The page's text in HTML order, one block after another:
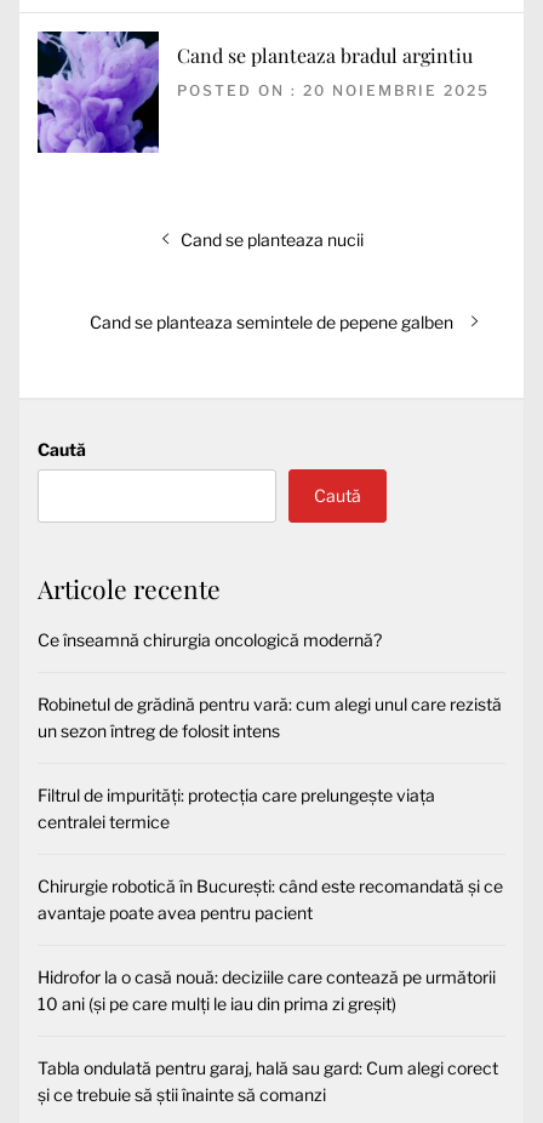
Cand se planteaza bradul argintiu
POSTED ON : 20 NOIEMBRIE 2025
Articolul
Cand se planteaza nucii
Articolul
Cand se planteaza semintele de pepene galben
Caută
Caută
Articole recente
Ce înseamnă chirurgia oncologică modernă?
Robinetul de grădină pentru vară: cum alegi unul care rezistă
un sezon întreg de folosit intens
Filtrul de impurități: protecția care prelungește viața
centralei termice
Chirurgie robotică în București: când este recomandată și ce
avantaje poate avea pentru pacient
Hidrofor la o casă nouă: deciziile care contează pe următorii
10 ani (și pe care mulți le iau din prima zi greșit)
Tabla ondulată pentru garaj, hală sau gard: Cum alegi corect
și ce trebuie să știi înainte să comanzi